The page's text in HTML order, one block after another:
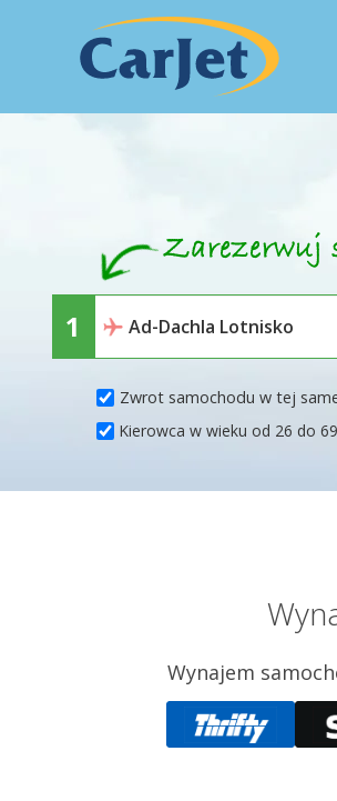
Zwrot samochodu w tej
Kierowca w wieku od 26 do
Wynajem